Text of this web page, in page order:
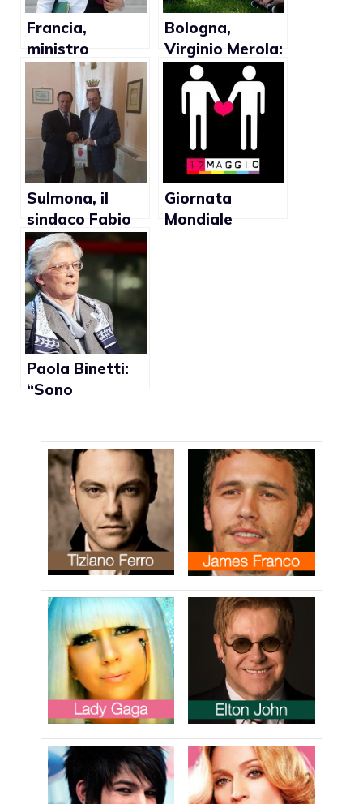
Francia,
ministro
Famiglia:
“Nozze gay e
adozioni nel
2013”
Bologna,
Virginio Merola:
“Non posso
sposare coppie
gay perchè non
c’è una legge
nazionale”
Sulmona, il
sindaco Fabio
Federico: “I
gay?
Un’aberrazione
genetica”
Giornata
Mondiale
Paola Binetti:
“Sono
con un
rapporto
stabile,
composta da
padre e madre”